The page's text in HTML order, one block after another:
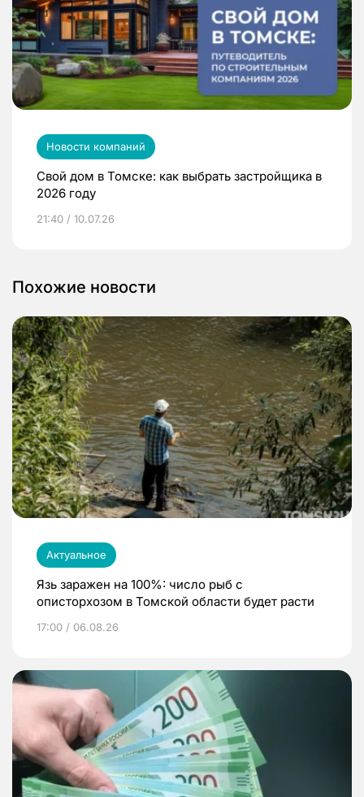
Новости компаний
Свой дом в Томске: как выбрать застройщика в
2026 году
21:40 / 10.07.26
Похожие новости
Актуальное
Язь заражен на 100%: число рыб с
описторхозом в Томской области будет расти
17:00 / 06.08.26